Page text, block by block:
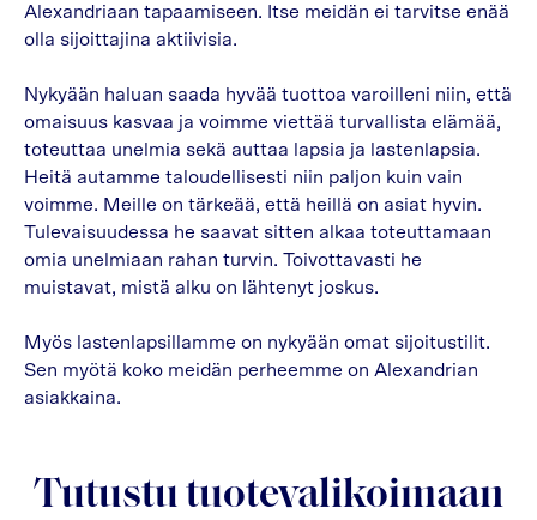
Alexandriaan tapaamiseen. Itse meidän ei tarvitse enää
olla sijoittajina aktiivisia.
Nykyään haluan saada hyvää tuottoa varoilleni niin, että
omaisuus kasvaa ja voimme viettää turvallista elämää,
toteuttaa unelmia sekä auttaa lapsia ja lastenlapsia.
Heitä autamme taloudellisesti niin paljon kuin vain
voimme. Meille on tärkeää, että heillä on asiat hyvin.
Tulevaisuudessa he saavat sitten alkaa toteuttamaan
omia unelmiaan rahan turvin. Toivottavasti he
muistavat, mistä alku on lähtenyt joskus.
Myös lastenlapsillamme on nykyään omat sijoitustilit.
Sen myötä koko meidän perheemme on Alexandrian
asiakkaina.
Tutustu tuotevalikoimaan